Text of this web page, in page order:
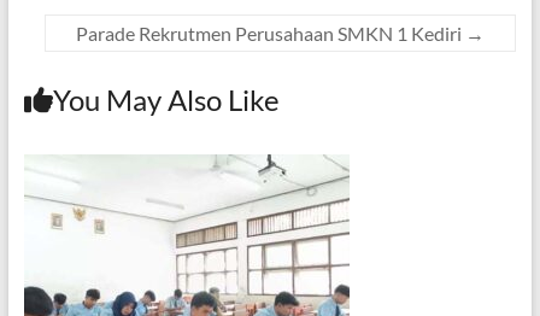
Parade Rekrutmen Perusahaan SMKN 1 Kediri →
You May Also Like